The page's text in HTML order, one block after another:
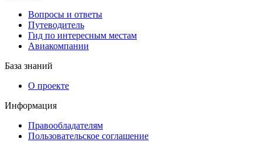
Вопросы и ответы
Путеводитель
Гид по интересным местам
Авиакомпании
База знаний
О проекте
Информация
Правообладателям
Пользовательское соглашение